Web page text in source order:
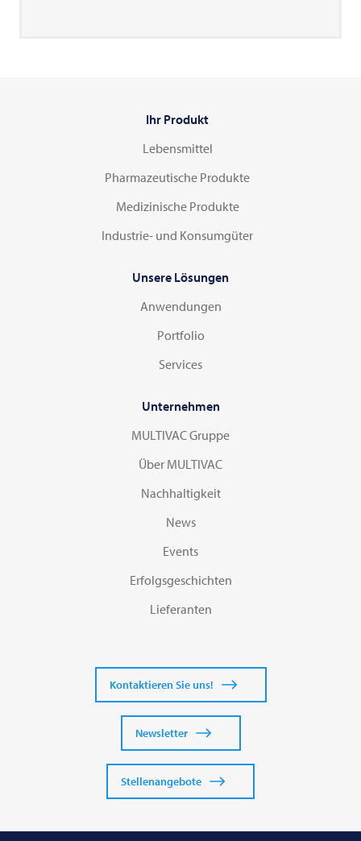
Ihr Produkt
Lebensmittel
Pharmazeutische Produkte
Medizinische Produkte
Industrie- und Konsumgüter
Unsere Lösungen
Anwendungen
Portfolio
Services
Unternehmen
MULTIVAC Gruppe
Über MULTIVAC
Nachhaltigkeit
News
Events
Erfolgsgeschichten
Lieferanten
Kontaktieren Sie uns!
Newsletter
Stellenangebote